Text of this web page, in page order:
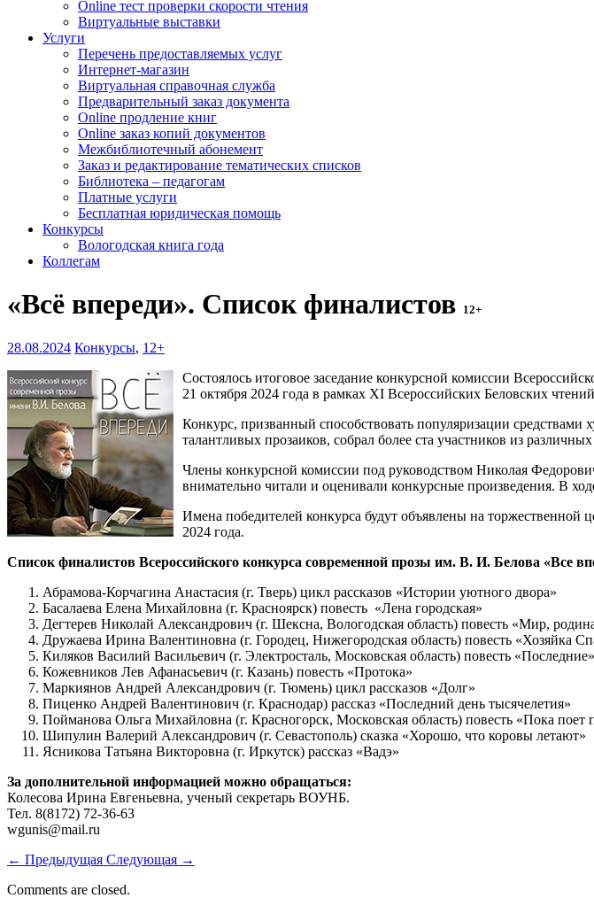
Online тест проверки скорости чтения
Виртуальные выставки
Услуги
Перечень предоставляемых услуг
Интернет-магазин
Виртуальная справочная служба
Предварительный заказ документа
Online продление книг
Online заказ копий документов
Межбиблиотечный абонемент
Заказ и редактирование тематических списков
Библиотека – педагогам
Платные услуги
Бесплатная юридическая помощь
Конкурсы
Вологодская книга года
Коллегам
«Всё впереди». Список финалистов 12+
28.08.2024 Конкурсы, 12+
Состоялось итоговое заседание конкурсной комиссии
21 октября 2024 года в рамках XI Всероссийских Беловских
Конкурс, призванный способствовать популяризации
талантливых прозаиков, собрал более ста участников из
Члены конкурсной комиссии под руководством Николая
внимательно читали и оценивали конкурсные произведения. В
Имена победителей конкурса будут объявлены на
2024 года.
Список финалистов Всероссийского конкурса современной прозы им. В. И. Белова «Все
Абрамова-Корчагина Анастасия (г. Тверь) цикл рассказов «Истории уютного двора»
Басалаева Елена Михайловна (г. Красноярск) повесть «Лена городская»
Дегтерев Николай Александрович (г. Шексна, Вологодская область) повесть «Мир,
Дружаева Ирина Валентиновна (г. Городец, Нижегородская область) повесть «Хозяйка
Киляков Василий Васильевич (г. Электросталь, Московская область) повесть «Последние»
Кожевников Лев Афанасьевич (г. Казань) повесть «Протока»
Маркиянов Андрей Александрович (г. Тюмень) цикл рассказов «Долг»
Пиценко Андрей Валентинович (г. Краснодар) рассказ «Последний день тысячелетия»
Пойманова Ольга Михайловна (г. Красногорск, Московская область) повесть «Пока поет
Шипулин Валерий Александрович (г. Севастополь) сказка «Хорошо, что коровы летают»
Ясникова Татьяна Викторовна (г. Иркутск) рассказ «Вадэ»
За дополнительной информацией можно обращаться:
Колесова Ирина Евгеньевна, ученый секретарь ВОУНБ.
Тел. 8(8172) 72-36-63
wgunis@mail.ru
← Предыдущая Следующая →
Comments are closed.